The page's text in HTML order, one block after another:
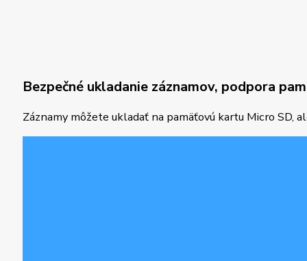
Bezpečné ukladanie záznamov, podpora
Záznamy môžete ukladať na pamäťovú kartu Micro SD,